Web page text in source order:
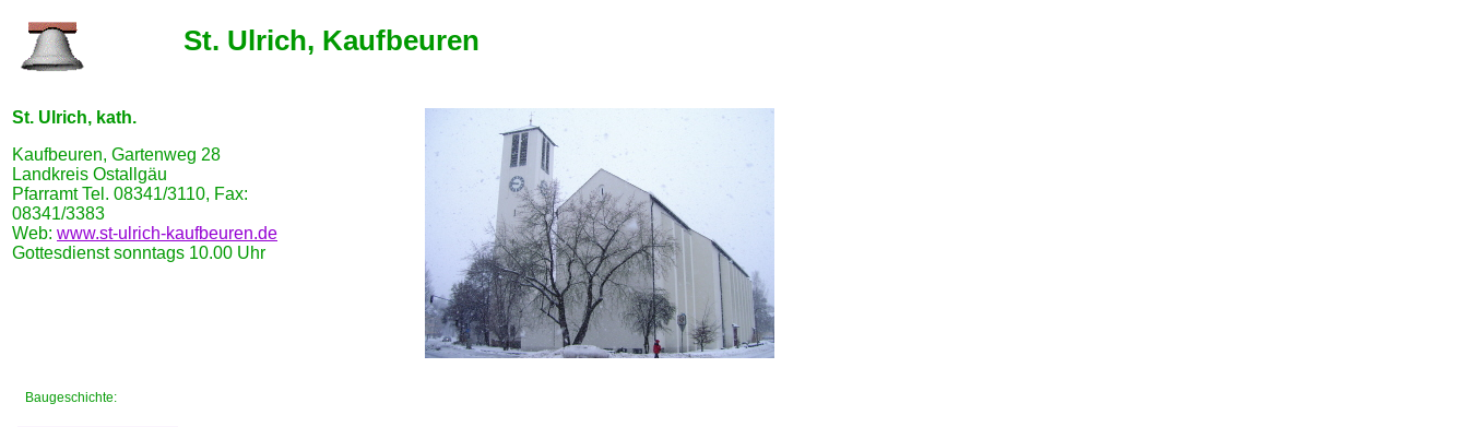
St. Ulrich, Kaufbeuren
St. Ulrich, kath.
Kaufbeuren, Gartenweg 28
Landkreis Ostallgäu
Pfarramt Tel. 08341/3110, Fax:
08341/3383
Web: www.st-ulrich-kaufbeuren.de
Gottesdienst sonntags 10.00 Uhr
Baugeschichte: